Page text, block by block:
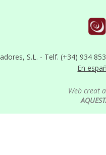
S.L. - Telf. (+34) 934
En
Web creat